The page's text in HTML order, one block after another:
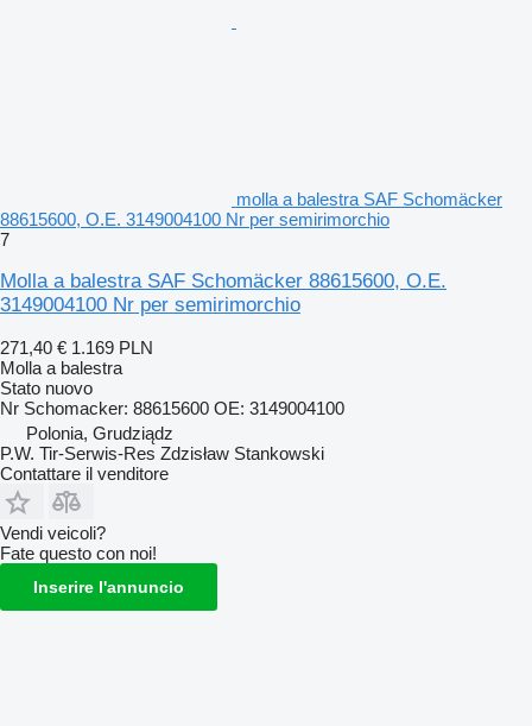
molla a balestra SAF Schomäcker
88615600, O.E. 3149004100 Nr per semirimorchio
7
Molla a balestra SAF Schomäcker 88615600, O.E.
3149004100 Nr per semirimorchio
271,40 € 1.169 PLN
Molla a balestra
Stato nuovo
Nr Schomacker: 88615600 OE: 3149004100
Polonia, Grudziądz
P.W. Tir-Serwis-Res Zdzisław Stankowski
Contattare il venditore
Vendi veicoli?
Fate questo con noi!
Inserire l'annuncio